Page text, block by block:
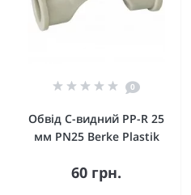
0
Обвід С-видний PP-R 25
мм PN25 Berke Plastik
60 грн.